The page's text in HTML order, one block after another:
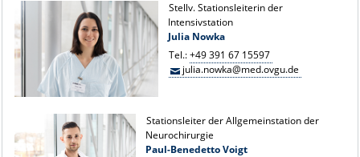
Stellv. Stationsleiterin der
Intensivstation
Julia Nowka
Tel.:+49 391 67 15597
julia.nowka@med.ovgu.de
Stationsleiter der Allgemeinstation der
Neurochirurgie
Paul-Benedetto Voigt